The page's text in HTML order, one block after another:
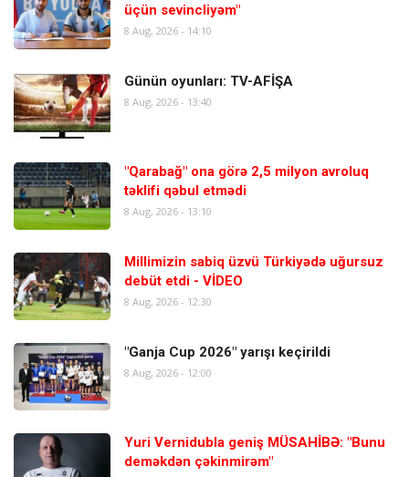
üçün sevincliyəm"
8 Aug, 2026 - 14:10
Günün oyunları: TV-AFİŞA
8 Aug, 2026 - 13:40
"Qarabağ" ona görə 2,5 milyon avroluq
təklifi qəbul etmədi
8 Aug, 2026 - 13:10
Millimizin sabiq üzvü Türkiyədə uğursuz
debüt etdi - VİDEO
8 Aug, 2026 - 12:30
"Ganja Cup 2026" yarışı keçirildi
8 Aug, 2026 - 12:00
Yuri Vernidubla geniş MÜSAHİBƏ: "Bunu
deməkdən çəkinmirəm"